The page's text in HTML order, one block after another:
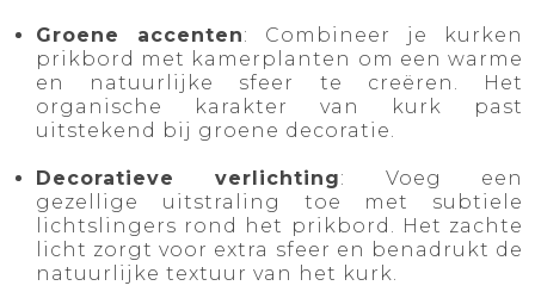
Groene accenten: Combineer je kurken
prikbord met kamerplanten om een warme
en natuurlijke sfeer te creëren. Het
organische karakter van kurk past
uitstekend bij groene decoratie.
Decoratieve verlichting: Voeg een
gezellige uitstraling toe met subtiele
lichtslingers rond het prikbord. Het zachte
licht zorgt voor extra sfeer en benadrukt de
natuurlijke textuur van het kurk.